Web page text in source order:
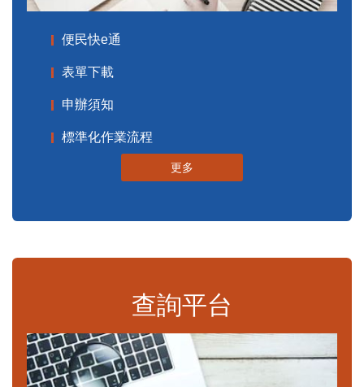
便民快e通
表單下載
申辦須知
標準化作業流程
更多
查詢平台